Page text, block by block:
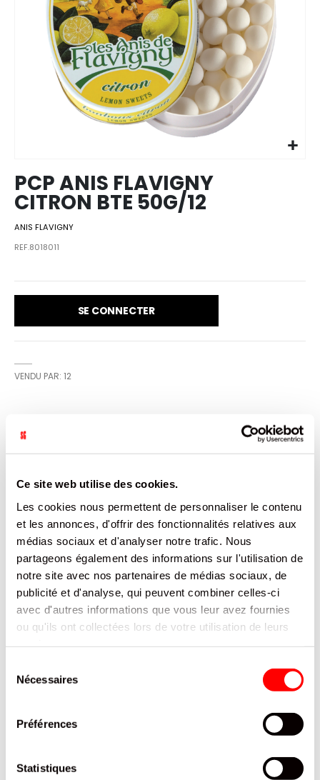
Ce site web utilise des cookies.
Les cookies nous permettent de personnaliser le contenu
et les annonces, d'offrir des fonctionnalités relatives aux
médias sociaux et d'analyser notre trafic. Nous
partageons également des informations sur l'utilisation de
notre site avec nos partenaires de médias sociaux, de
publicité et d'analyse, qui peuvent combiner celles-ci
avec d'autres informations que vous leur avez fournies
ou qu'ils ont collectées lors de votre utilisation de leurs
Nécessaires
Préférences
Statistiques
images
gallery
PCP ANIS FLAVIGNY
CITRON BTE 50G/12
ANIS FLAVIGNY
REF.8018011
SE CONNECTER
VENDU PAR: 12
INFORMATION
Un bonbon au goût frais et citronné, tout comme le
décor ensoleillé de la boite. Évoquant tour à tour
l’enfance de nos bergers et le fruit de leur amour, deux
enfants s’en vont, tout sourire, courir la campagne,
heureux et confiants, à la découverte du monde...
comme les jeunes oiseaux, dans le ciel couleur citron, qui
vivent eux aussi leur premier grand voyage.
CARACTÉRISTIQUES
DOCUMENTATION
INTERESSER